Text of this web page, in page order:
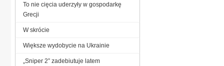
To nie cięcia uderzyły w gospodarkę
Grecji
W skrócie
Większe wydobycie na Ukrainie
„Sniper 2” zadebiutuje latem